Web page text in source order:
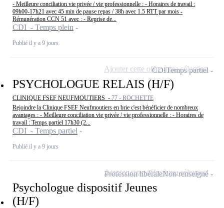
- Meilleure conciliation vie privée / vie professionnelle : - Horaires de travail :
09h00-17h21 avec 45 min de pause repas / 38h avec 1.5 RTT par mois -
Rémunération CCN 51 avec : - Reprise de...
CDI - Temps plein
Publié il y a 9 jours
PSYCHOLOGUE RELAIS (H/F)
CLINIQUE FSEF NEUFMOUTIERS - 77 - ROCHETTE
Rejoindre la Clinique FSEF Neufmoutiers en brie c'est bénéficier de nombreux
avantages : - Meilleure conciliation vie privée / vie professionnelle : - Horaires de
travail : Temps partiel 17h30 (2...
CDI - Temps partiel
Publié il y a 9 jours
CDITemps partiel
Ajouter cette offre à ma sélection
Psychologue dispositif Jeunes
(H/F)
Profession libéraleNon renseigné
Ajouter cette offre à ma sélection